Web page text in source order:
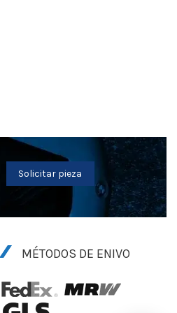
Solicitar pieza
MÉTODOS DE ENIVO